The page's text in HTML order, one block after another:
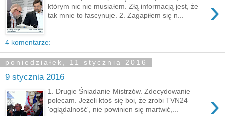
›
którym nic nie musiałem. Złą informacją jest, że
tak mnie to fascynuje. 2. Zagapiłem się n...
4 komentarze:
poniedziałek, 11 stycznia 2016
9 stycznia 2016
›
1. Drugie Śniadanie Mistrzów. Zdecydowanie
polecam. Jeżeli ktoś się boi, że zrobi TVN24
'oglądalność', nie powinien się martwić,...